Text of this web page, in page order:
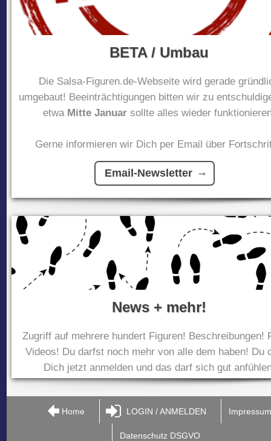
BETA / Umbau
Die Salsa-Figuren.de-Webseite wird gerade
umgebaut! Beeinträchtigungen bitten wir zu
etwa Mitte Januar sollte alles wieder
Gerne informieren wir Dich per Email über
Email-Newsletter
News + mehr!
Zugriff auf mehrere hundert Figuren! Beschreibungen!
Videos! Du darfst noch mehr von alle dem haben! Du
Dich jetzt anmelden und das darf sich gut
Home LOGIN / ANMELDEN
Datenschutz DSGVO